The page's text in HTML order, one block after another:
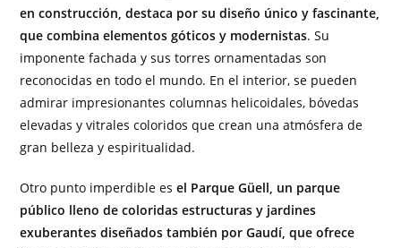
en construcción, destaca por su diseño único y fascinante,
que combina elementos góticos y modernistas. Su
imponente fachada y sus torres ornamentadas son
reconocidas en todo el mundo. En el interior, se pueden
admirar impresionantes columnas helicoidales, bóvedas
elevadas y vitrales coloridos que crean una atmósfera de
gran belleza y espiritualidad.
Otro punto imperdible esel Parque Güell, un parque
público lleno de coloridas estructuras y jardines
exuberantes diseñados también por Gaudí, que ofrece